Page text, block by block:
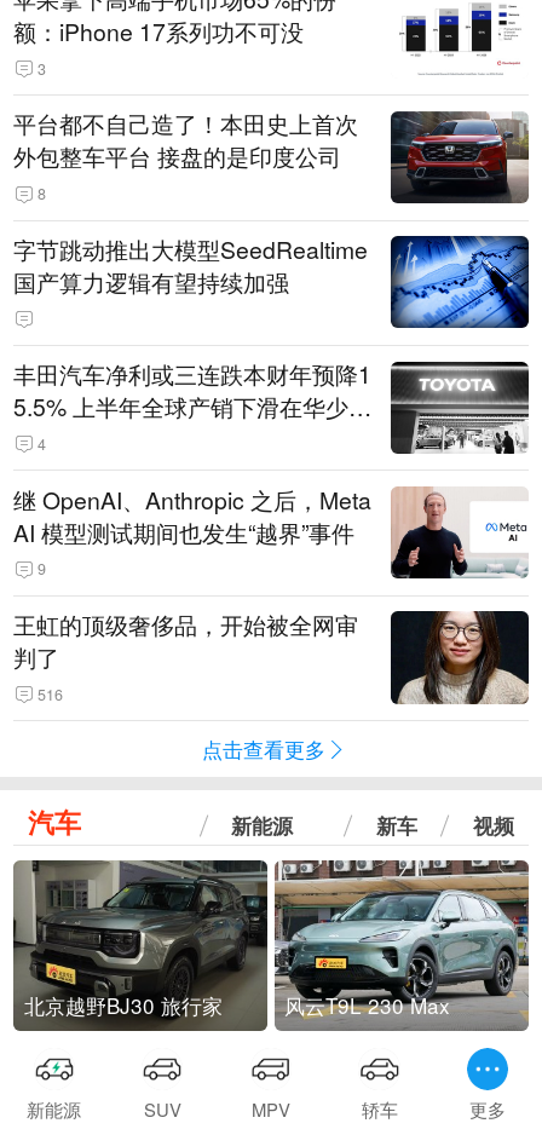
额：iPhone 17系列功不可没
3
平台都不自己造了！本田史上首次
外包整车平台 接盘的是印度公司
8
字节跳动推出大模型SeedRealtime
国产算力逻辑有望持续加强
丰田汽车净利或三连跌本财年预降1
5.5% 上半年全球产销下滑在华少卖
14.3万辆
4
继 OpenAI、Anthropic 之后，Meta
AI 模型测试期间也发生“越界”事件
9
王虹的顶级奢侈品，开始被全网审
判了
516
点击查看更多
汽车 新能源 新车 视频
北京越野BJ30 旅行家 风云T9L 230 Max
新能源 SUV MPV 轿车 更多